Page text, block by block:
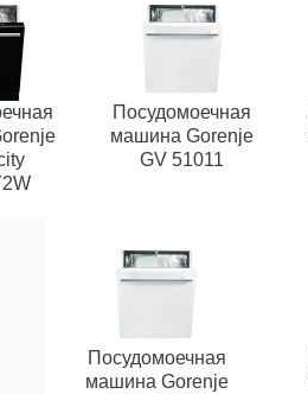
Посудомоечная
машина Gorenje
GV 51011
Посудомоечная
машина Gorenje